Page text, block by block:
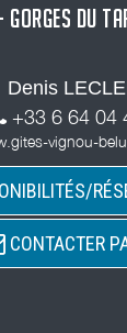
GORGES DU
Denis
+33 6 64 04
vignou-
CONTACTER